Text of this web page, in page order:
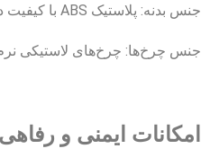
جنس بدنه: پلاستیک ABS با کیفیت در برابر ضربه و نور خورشید مقاوم‌تر است.
جنس چرخ‌ها: چرخ‌های لاستیکی
امکانات ایمنی و